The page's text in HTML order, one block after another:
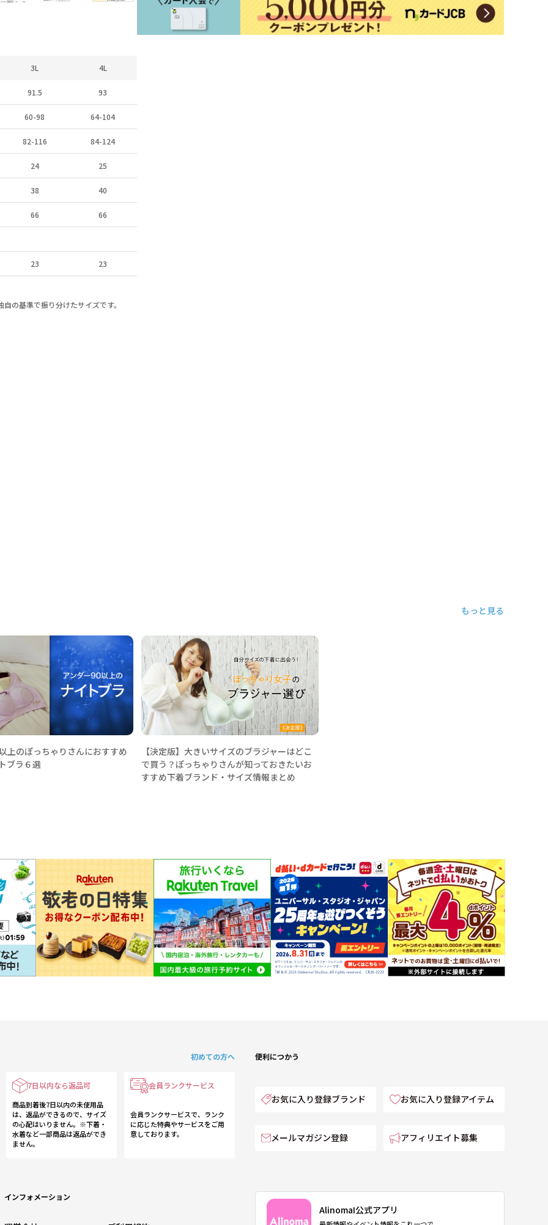
3L 4L
91.5 93
60-98 64-104
82-116 84-124
24 25
38 40
66 66
23 23
の基準で振り分けたサイズです。
もっと見る
上のぽっちゃりさんにおすすめ
ブラ６選
【決定版】大きいサイズのブラジャーはどこ
で買う？ぽっちゃりさんが知っておきたいお
すすめ下着ブランド・サイズ情報まとめ
初めての方へ
7日以内なら返品可
商品到着後7日以内の未使用品
は、返品ができるので、サイズ
の心配はいりません。※下着・
水着など一部商品は返品ができ
ません。
会員ランクサービス
会員ランクサービスで、ランク
に応じた特典やサービスをご用
意しております。
便利につかう
お気に入り登録ブランド お気に入り登録アイテム
メールマガジン登録 アフィリエイト募集
インフォメーション
AlinomaI公式アプリ